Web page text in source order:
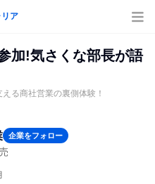
リア
加!気さくな部長が語
る商社営業の裏側体験！
企業をフォロー